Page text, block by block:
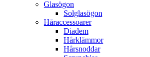
Glasögon
Solglasögon
Håraccessoarer
Diadem
Hårklämmor
Hårsnoddar